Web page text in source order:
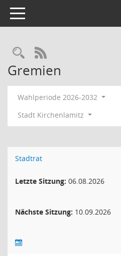
Toggle navigation
Rechercheauswahl
RSS-Feed
Gremien
Wahlperiode 2026-2032
Stadt Kirchenlamitz
Stadtrat
Letzte Sitzung: 06.08.2026
Nächste Sitzung: 10.09.2026